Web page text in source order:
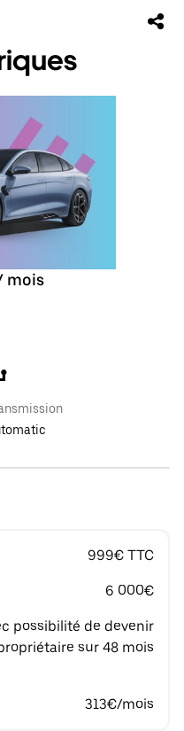
mois
999€ TTC
6 000€
possibilité de devenir
sur 48 mois
313€/mois